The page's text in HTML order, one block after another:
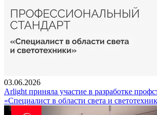
03.06.2026
Arlight приняла участие в разработке
«Специалист в области света и